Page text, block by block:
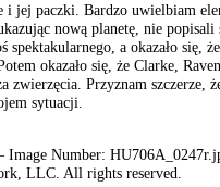
i jej paczki. Bardzo uwielbiam
nową planetę, nie popisali
spektakularnego, a okazało się,
okazało się, że Clarke,
zwierzęcia. Przyznam szczerze,
sytuacji.
Number:
LLC. All rights reserved.